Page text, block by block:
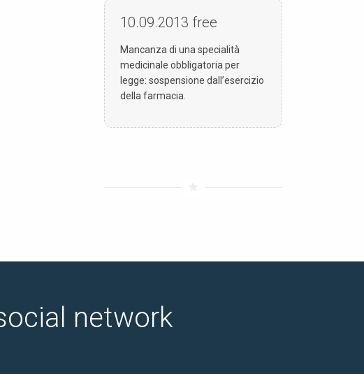
10.09.2013 free
Mancanza di una specialità
medicinale obbligatoria per
legge: sospensione dall’esercizio
della farmacia.
network